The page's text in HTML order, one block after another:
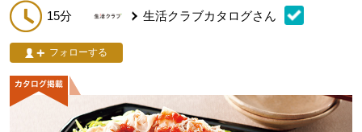
15分 生活クラブカタログさん
フォローする